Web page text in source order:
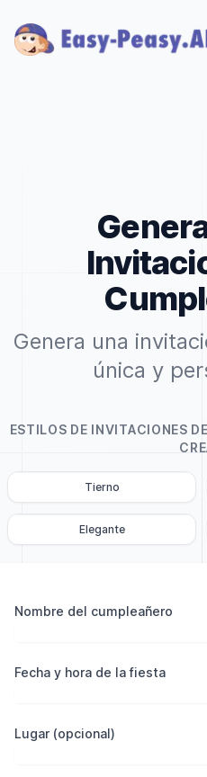
Genera una
única y
ESTILOS DE INVITACIONES
Tierno
Elegante
Nombre del cumpleañero
Fecha y hora de la fiesta
Lugar (opcional)